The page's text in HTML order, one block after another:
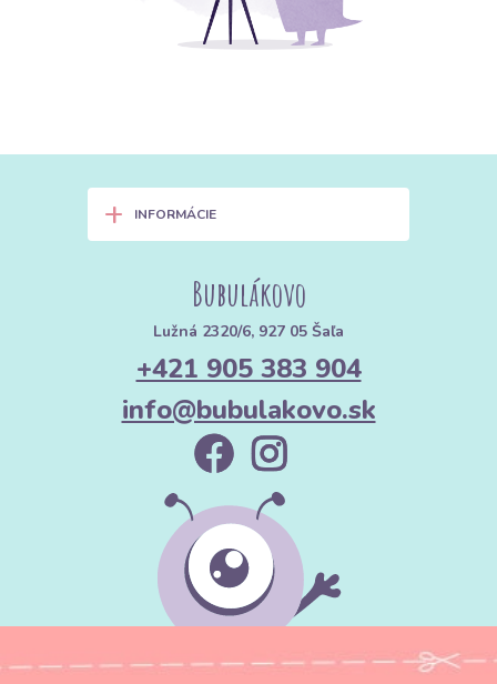
+ INFORMÁCIE
Bubulákovo
Lužná 2320/6, 927 05 Šaľa
+421 905 383 904
info@bubulakovo.sk